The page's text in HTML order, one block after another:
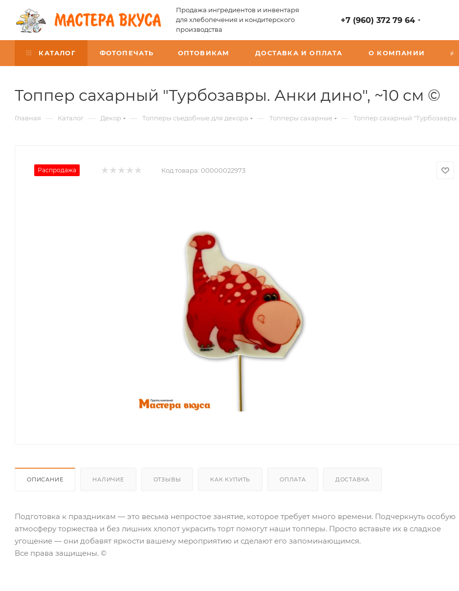
Продажа ингредиентов и инвентаря
для хлебопечения и кондитерского
производства
+7 (960) 372 79 64
КАТАЛОГ ФОТОПЕЧАТЬ ОПТОВИКАМ ДОСТАВКА И ОПЛАТА О КОМПАНИИ
Топпер сахарный "Турбозавры. Анки дино", ~10 см ©
Главная — Каталог — Декор — Топперы съедобные для декора — Топперы сахарные — Топпер сахарный
Распродажа Код товара: 00000022973
ОПИСАНИЕ НАЛИЧИЕ ОТЗЫВЫ КАК КУПИТЬ ОПЛАТА ДОСТАВКА
Подготовка к праздникам — это весьма непростое занятие, которое требует много времени. Подчеркнуть особую
атмосферу торжества и без лишних хлопот украсить торт помогут наши топперы. Просто вставьте их в сладкое
угощение — они добавят яркости вашему мероприятию и сделают его запоминающимся.
Все права защищены. ©